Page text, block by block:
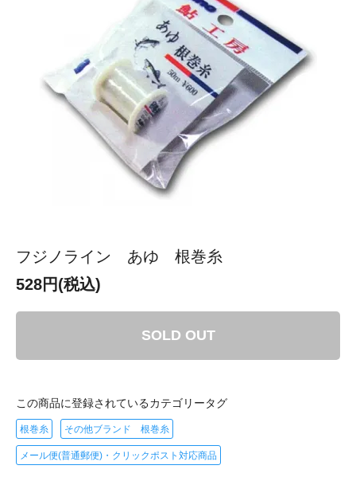
フジノライン あゆ 根巻糸
528円(税込)
SOLD OUT
この商品に登録されているカテゴリータグ
根巻糸 その他ブランド 根巻糸
メール便(普通郵便)・クリックポスト対応商品